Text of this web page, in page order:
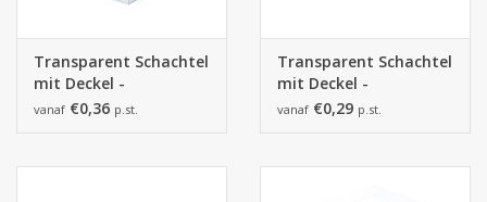
Transparent Schachtel
mit Deckel -
50*50*80mm
vanaf €0,36 p.st.
Transparent Schachtel
mit Deckel -
53*50*27mm
vanaf €0,29 p.st.